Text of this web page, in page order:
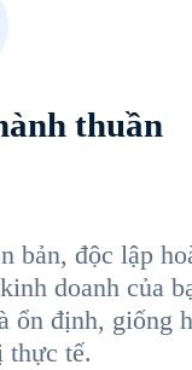
thuần
bản, độc lập
doanh của
ổn định, giống
thực tế.